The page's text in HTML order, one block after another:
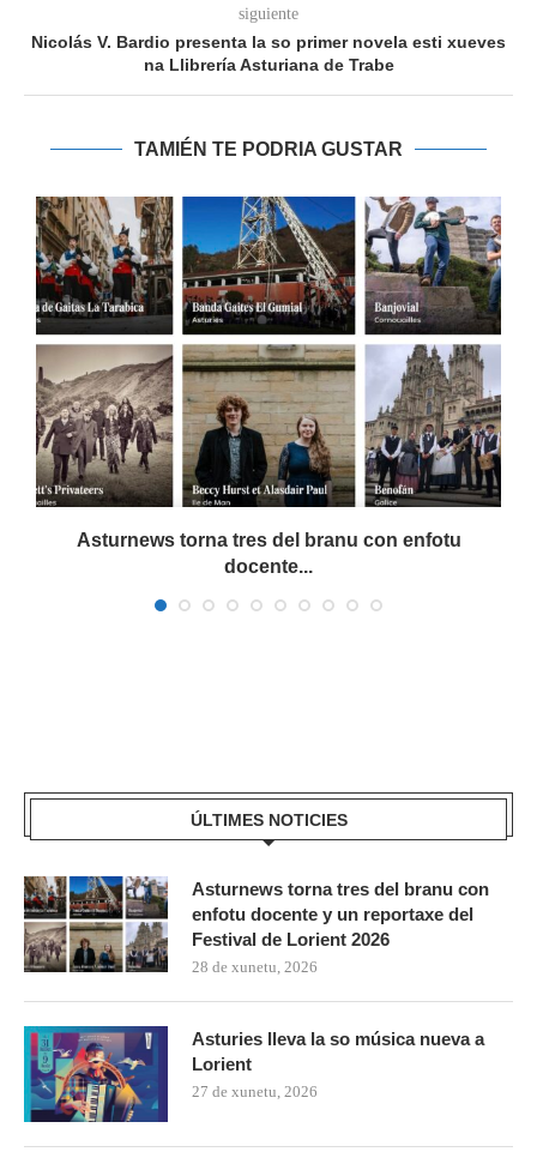
siguiente
Nicolás V. Bardio presenta la so primer novela esti xueves
na Llibrería Asturiana de Trabe
TAMIÉN TE PODRIA GUSTAR
Asturnews torna tres del branu con enfotu
docente...
ÚLTIMES NOTICIES
Asturnews torna tres del branu con
enfotu docente y un reportaxe del
Festival de Lorient 2026
28 de xunetu, 2026
Asturies lleva la so música nueva a
Lorient
27 de xunetu, 2026